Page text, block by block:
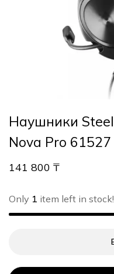
Наушники
Nova Pro 61527
141 800 ₸
Only 1 item left in stock!